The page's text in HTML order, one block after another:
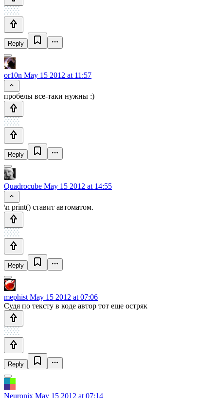
Reply
or10n May 15 2012 at 11:57
пробелы все-таки нужны :)
Reply
Quadrocube May 15 2012 at 14:55
\n print() ставит автоматом.
Reply
mephist May 15 2012 at 07:06
Судя по тексту в коде автор тот еще остряк
Reply
Neuronix May 15 2012 at 07:14